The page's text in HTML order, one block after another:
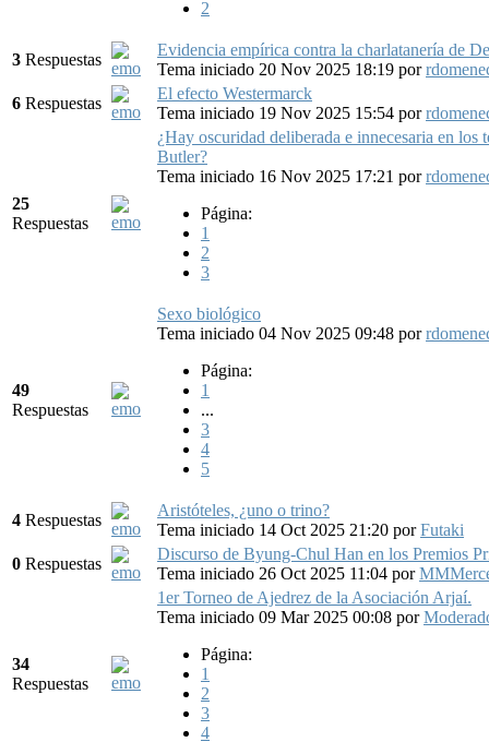
2
3 Respuestas
Evidencia empírica contra la charlatanería de
Tema iniciado 20 Nov 2025 18:19 por
6 Respuestas
El efecto Westermarck
Tema iniciado 19 Nov 2025 15:54 por
25
Respuestas
¿Hay oscuridad deliberada e innecesaria en los
Butler?
Tema iniciado 16 Nov 2025 17:21 por
Página:
1
2
3
49
Respuestas
Sexo biológico
Tema iniciado 04 Nov 2025 09:48 por
Página:
1
...
3
4
5
4 Respuestas
Aristóteles, ¿uno o trino?
Tema iniciado 14 Oct 2025 21:20 porFutaki
0 Respuestas
Discurso de Byung-Chul Han en los Premios
Tema iniciado 26 Oct 2025 11:04 por
34
Respuestas
1er Torneo de Ajedrez de la Asociación Arjaí.
Tema iniciado 09 Mar 2025 00:08 por
Página:
1
2
3
4